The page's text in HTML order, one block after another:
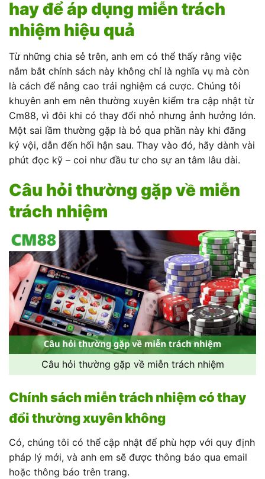
hay để áp dụng miễn trách
nhiệm hiệu quả
Từ những chia sẻ trên, anh em có thể thấy rằng việc
nắm bắt chính sách này không chỉ là nghĩa vụ mà còn
là cách để nâng cao trải nghiệm cá cược. Chúng tôi
khuyên anh em nên thường xuyên kiểm tra cập nhật từ
Cm88, vì đôi khi có thay đổi nhỏ nhưng ảnh hưởng lớn.
Một sai lầm thường gặp là bỏ qua phần này khi đăng
ký vội, dẫn đến hối hận sau. Thay vào đó, hãy dành vài
phút đọc kỹ – coi như đầu tư cho sự an tâm lâu dài.
Câu hỏi thường gặp về miễn
trách nhiệm
Câu hỏi thường gặp về miễn trách nhiệm
Chính sách miễn trách nhiệm có thay
đổi thường xuyên không
Có, chúng tôi có thể cập nhật để phù hợp với quy định
pháp lý mới, và anh em sẽ được thông báo qua email
hoặc thông báo trên trang.